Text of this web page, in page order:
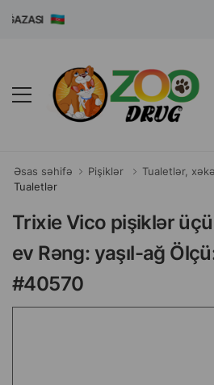
Əsas səhifə Pişiklər
Tualetlər,
Tualetlər
Trixie Vico pişiklər
ev Rəng: yaşıl-ağ
#40570